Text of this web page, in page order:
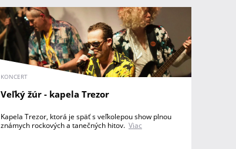
KONCERT
Veľký žúr - kapela Trezor
Kapela Trezor, ktorá je späť s veľkolepou show plnou
známych rockových a tanečných hitov. Viac